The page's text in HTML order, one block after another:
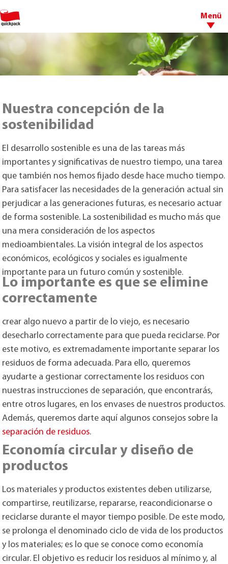
Menü
Nuestra concepción de la
sostenibilidad
El desarrollo sostenible es una de las tareas más
importantes y significativas de nuestro tiempo, una tarea
que también nos hemos fijado desde hace mucho tiempo.
Para satisfacer las necesidades de la generación actual sin
perjudicar a las generaciones futuras, es necesario actuar
de forma sostenible. La sostenibilidad es mucho más que
una mera consideración de los aspectos
medioambientales. La visión integral de los aspectos
económicos, ecológicos y sociales es igualmente
importante para un futuro común y sostenible.
Lo importante es que se elimine
correctamente
crear algo nuevo a partir de lo viejo, es necesario
desecharlo correctamente para que pueda reciclarse. Por
este motivo, es extremadamente importante separar los
residuos de forma adecuada. Para ello, queremos
ayudarte a gestionar correctamente los residuos con
nuestras instrucciones de separación, que encontrarás,
entre otros lugares, en los envases de nuestros productos.
Además, queremos darte aquí algunos consejos sobre la
separación de residuos.
Economía circular y diseño de
productos
Los materiales y productos existentes deben utilizarse,
compartirse, reutilizarse, repararse, reacondicionarse o
reciclarse durante el mayor tiempo posible. De este modo,
se prolonga el denominado ciclo de vida de los productos
y los materiales; es lo que se conoce como economía
circular. El objetivo es reducir los residuos al mínimo y, al